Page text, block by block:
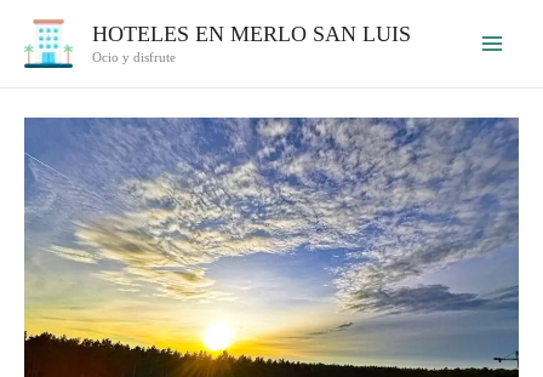
HOTELES EN MERLO SAN LUIS
Ocio y disfrute